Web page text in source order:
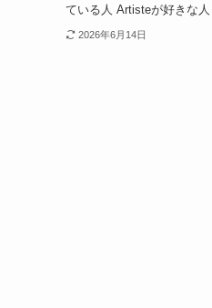
ている人 Artisteが好きな人
2026年6月14日